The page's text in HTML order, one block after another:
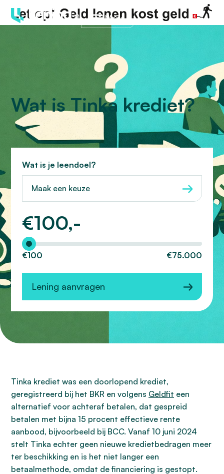
Menu
Wat is Tinka krediet?
Wat is je leendoel?
Maak een keuze
€100,-
Hoeveel wilt u lenen?
€100 €75.000
Lening aanvragen
Tinka krediet was een doorlopend krediet,
geregistreerd bij het BKR en volgens Geldfit een
alternatief voor achteraf betalen, dat gespreid
betalen met bijna 15 procent effectieve rente
aanbood, bijvoorbeeld bij BCC. Vanaf 10 juni 2024
stelt Tinka echter geen nieuwe kredietbedragen meer
ter beschikking en is het niet langer een
betaalmethode, omdat de financiering is gestopt.